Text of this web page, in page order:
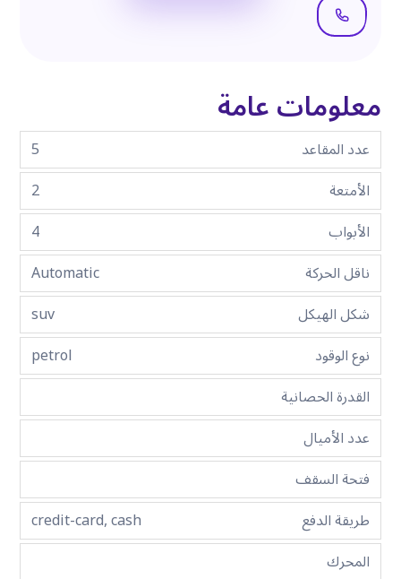
معلومات عامة
عدد المقاعد
5
الأمتعة
2
الأبواب
4
ناقل الحركة
Automatic
شكل الهيكل
suv
نوع الوقود
petrol
القدرة الحصانية
عدد الأميال
فتحة السقف
طريقة الدفع
credit-card, cash
المحرك